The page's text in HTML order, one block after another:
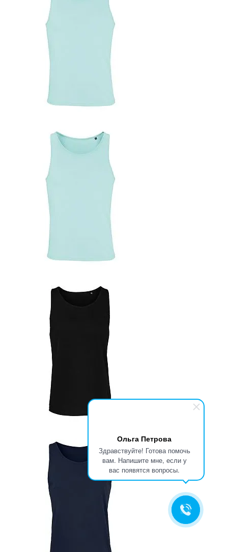
Ольга Петрова
Здравствуйте! Готова помочь
вам. Напишите мне, если у
вас появятся вопросы.